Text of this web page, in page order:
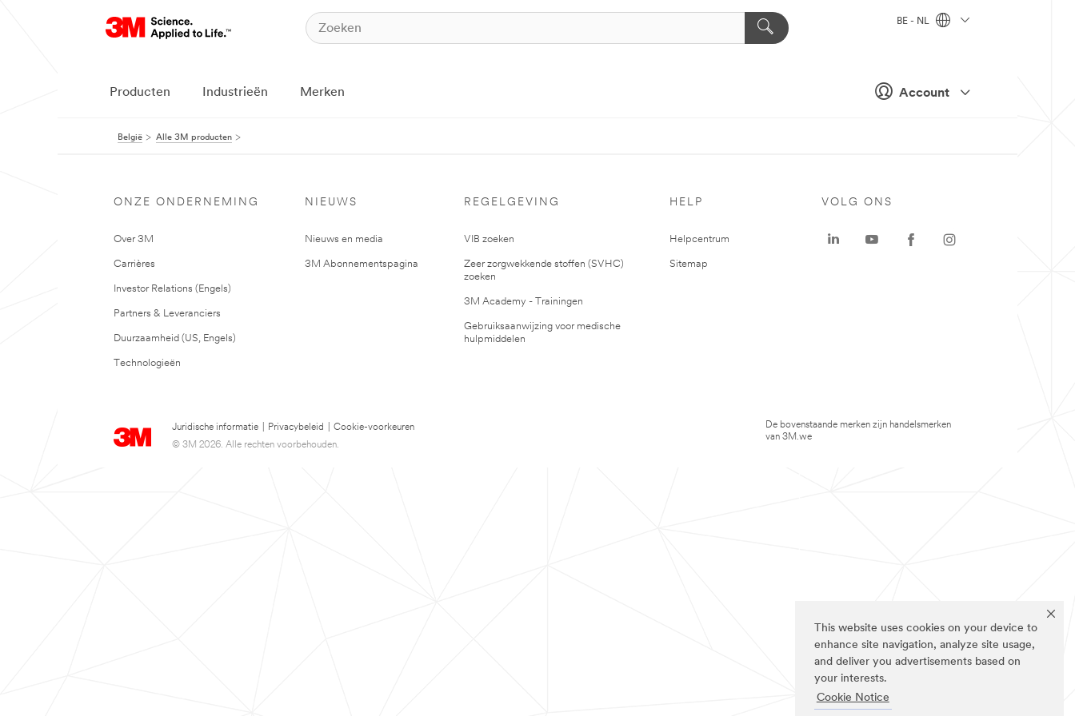
This website uses cookies on your device to
enhance site navigation, analyze site usage,
and deliver you advertisements based on
your interests.
Cookie Notice
Account
BE - NL
Producten Industrieën Merken
België Alle 3M producten
ONZE ONDERNEMING
Over 3M
Carrières
Investor Relations (Engels)
Partners & Leveranciers
Duurzaamheid (US, Engels)
Technologieën
NIEUWS
Nieuws en media
3M Abonnementspagina
REGELGEVING
VIB zoeken
Zeer zorgwekkende stoffen (SVHC)
zoeken
3M Academy - Trainingen
Gebruiksaanwijzing voor medische
hulpmiddelen
HELP
Helpcentrum
Sitemap
Juridische informatie Privacybeleid
Cookie-voorkeuren
© 3M 2026. Alle rechten voorbehouden.
VOLG ONS
De bovenstaande merken zijn handelsmerken
van 3M.we